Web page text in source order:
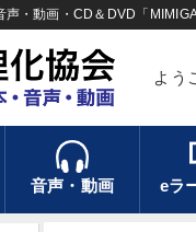
・動画・CD＆DVD「
よう
音声・動画 eラ